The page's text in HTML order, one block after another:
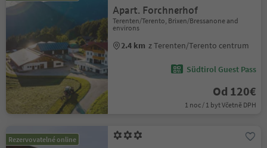
Apart. Forchnerhof
Terenten/Terento, Brixen/Bressanone and
environs
2.4 km z Terenten/Terento centrum
Südtirol Guest Pass
Od 120€
1 noc / 1 byt Včetně DPH
Rezervovatelné online